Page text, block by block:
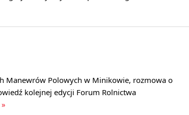
Manewrów Polowych w Minikowie, rozmowa o
kolejnej edycji Forum Rolnictwa